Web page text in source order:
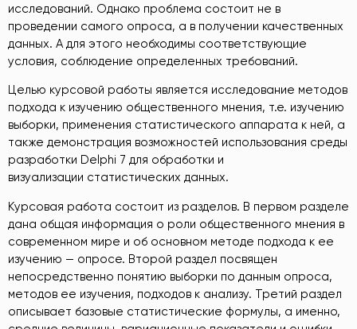
исследований. Однако проблема состоит не в
проведении самого опроса, а в получении качественных
данных. А для этого необходимы соответствующие
условия, соблюдение определенных требований.
Целью курсовой работы является исследование методов
подхода к изучению общественного мнения, т.е. изучению
выборки, применения статистического аппарата к ней, а
также демонстрация возможностей использования среды
разработки Delphi 7 для обработки и
визуализации статистических данных.
Курсовая работа состоит из разделов. В первом разделе
дана общая информация о роли общественного мнения в
современном мире и об основном методе подхода к ее
изучению — опросе. Второй раздел посвящен
непосредственно понятию выборки по данным опроса,
методов ее изучения, подходов к анализу. Третий раздел
описывает базовые статистические формулы, а именно,